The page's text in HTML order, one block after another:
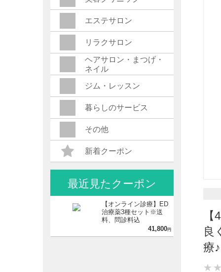
良
療
エステサロン
リラクサロン
ヘアサロン・まつげ・
ネイル
ジム・レッスン
暮らしのサービス
その他
新着クーポン
最近見たクーポン
【オンライン診療】ED
治療薬3種セット※送
料、問診料込
41,800円